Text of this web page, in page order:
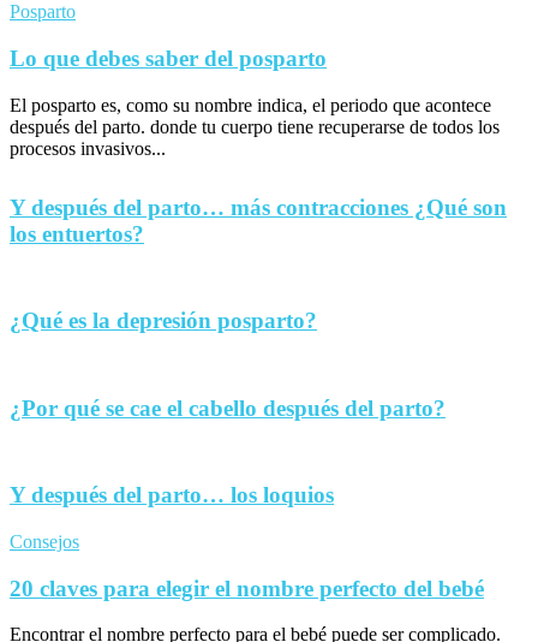
Posparto
Lo que debes saber del posparto
El posparto es, como su nombre indica, el periodo que acontece
después del parto. donde tu cuerpo tiene recuperarse de todos los
procesos invasivos...
Y después del parto… más contracciones ¿Qué son
los entuertos?
¿Qué es la depresión posparto?
¿Por qué se cae el cabello después del parto?
Y después del parto… los loquios
Consejos
20 claves para elegir el nombre perfecto del bebé
Encontrar el nombre perfecto para el bebé puede ser complicado.